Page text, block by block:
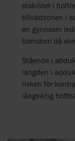
stabilitet i
tillväxtzonen i
en gynnsam
barndom då
Stående i
längden i
risken för
långsiktig